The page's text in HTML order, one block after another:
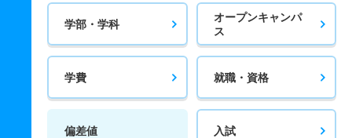
学部・学科
オープンキャンパ
ス
学費 就職・資格
偏差値 入試